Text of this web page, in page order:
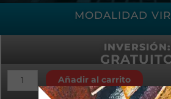
MODALIDAD
INVERSIÓN:
Añadir al carrito